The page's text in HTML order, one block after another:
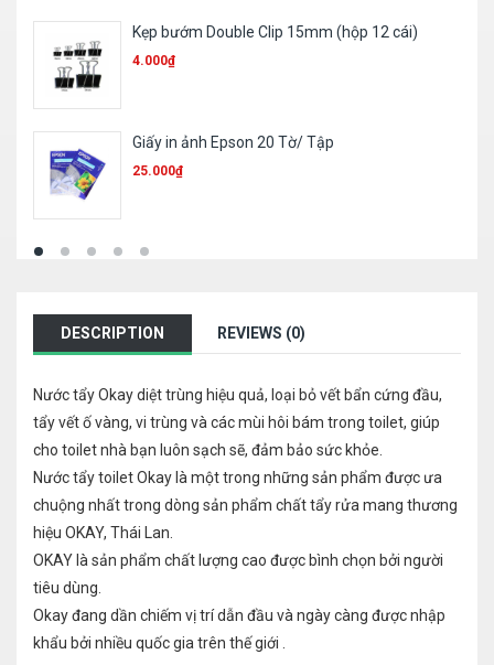
Bút bi Click – 4010 ( Linc – Ấn Độ) – 0,7 mm
2.100₫
Bút dạ viết bảng WB02 ( Cỡ nhỏ)
4.500₫
DESCRIPTION REVIEWS (0)
Nước tẩy Okay diệt trùng hiệu quả, loại bỏ vết bẩn cứng đầu,
tẩy vết ố vàng, vi trùng và các mùi hôi bám trong toilet, giúp
cho toilet nhà bạn luôn sạch sẽ, đảm bảo sức khỏe.
Nước tẩy toilet Okay là một trong những sản phẩm được ưa
chuộng nhất trong dòng sản phẩm chất tẩy rửa mang thương
hiệu OKAY, Thái Lan.
OKAY là sản phẩm chất lượng cao được bình chọn bởi người
tiêu dùng.
Okay đang dần chiếm vị trí dẫn đầu và ngày càng được nhập
khẩu bởi nhiều quốc gia trên thế giới .